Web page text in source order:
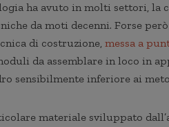
ha avuto in molti settori, la
da moti decenni. Forse
di costruzione, messa a
da assemblare in loco in
sensibilmente inferiore ai
materiale sviluppato